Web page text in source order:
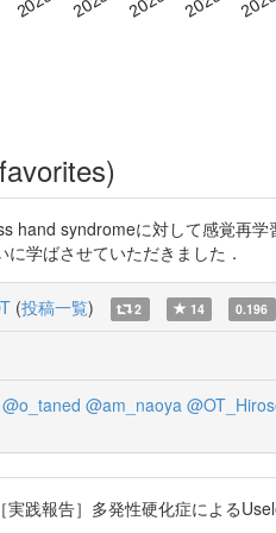
hand syndromeに対して感覚再
学ばさせていただきました．
(投稿一覧) 2 14 0.196
@o_taned @am_naoya
実践報告］多発性硬化症による